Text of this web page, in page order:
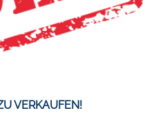
VERKAUFEN!